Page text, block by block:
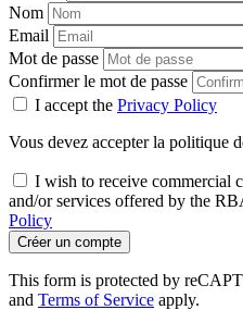
Nom
Email
Mot de passe
Confirmer le mot de passe
I accept the Privacy Policy
Vous devez accepter la politique
I wish to receive commercial
and/or services offered by the
Policy
Créer un compte
This form is protected by
and Terms of Service apply.